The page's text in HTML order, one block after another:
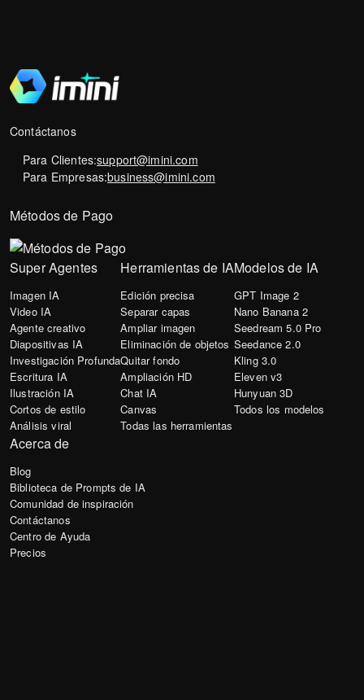
Contáctanos
Para Clientes:support@imini.com
Para Empresas:business@imini.com
Métodos de Pago
Super Agentes
Imagen IA
Video IA
Agente creativo
Diapositivas IA
Investigación Profunda
Escritura IA
Ilustración IA
Cortos de estilo
Análisis viral
Herramientas de IA
Edición precisa
Separar capas
Ampliar imagen
Eliminación de objetos
Quitar fondo
Ampliación HD
Chat IA
Canvas
Todas las herramientas
Modelos de IA
GPT Image 2
Nano Banana 2
Seedream 5.0 Pro
Seedance 2.0
Kling 3.0
Eleven v3
Hunyuan 3D
Todos los modelos
Acerca de
Blog
Biblioteca de Prompts de IA
Comunidad de inspiración
Contáctanos
Centro de Ayuda
Precios